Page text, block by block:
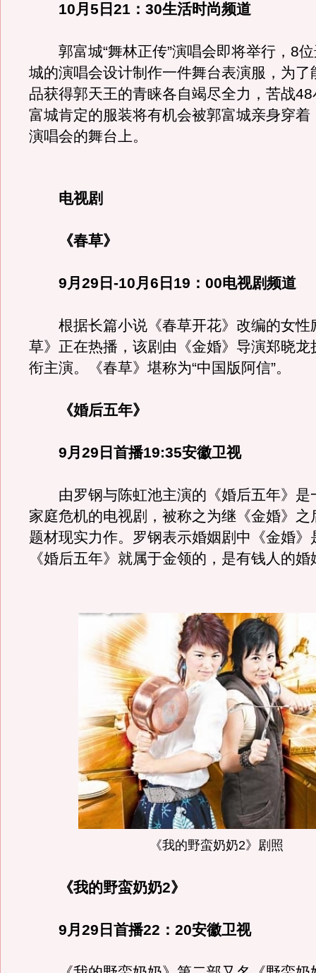
10月5日21：30生活时尚频道
郭富城“舞林正传”演唱会即将举行，8位
城的演唱会设计制作一件舞台表演服，为了
品获得郭天王的青睐各自竭尽全力，苦战
富城肯定的服装将有机会被郭富城亲身穿着
演唱会的舞台上。
电视剧
《春草》
9月29日-10月6日19：00电视剧频道
根据长篇小说《春草开花》改编的女性
草》正在热播，该剧由《金婚》导演郑晓龙
衔主演。《春草》堪称为“中国版阿信”。
《婚后五年》
9月29日首播19:35安徽卫视
由罗钢与陈虹池主演的《婚后五年》是
家庭危机的电视剧，被称之为继《金婚》之
题材现实力作。罗钢表示婚姻剧中《金婚》
《婚后五年》就属于金领的，是有钱人的婚
《我的野蛮奶奶2》剧照
《我的野蛮奶奶2》
9月29日首播22：20安徽卫视